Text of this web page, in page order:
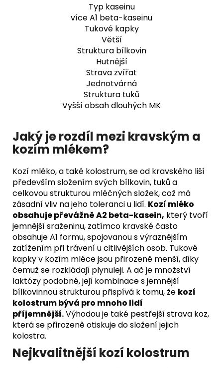
Typ kaseinu
více A1 beta-kaseinu
Tukové kapky
Větší
Struktura bílkovin
Hutnější
Strava zvířat
Jednotvárná
Struktura tuků
Vyšší obsah dlouhých MK
Jaký je rozdíl mezi kravským a
kozím mlékem?
Kozí mléko, a také kolostrum, se od kravského liší
především složením svých bílkovin, tuků a
celkovou strukturou mléčných složek, což má
zásadní vliv na jeho toleranci u lidí. Kozí mléko
obsahuje převážně A2 beta-kasein, který tvoří
jemnější sraženinu, zatímco kravské často
obsahuje A1 formu, spojovanou s výraznějším
zatížením při trávení u citlivějších osob. Tukové
kapky v kozím mléce jsou přirozeně menší, díky
čemuž se rozkládají plynuleji. A ač je množství
laktózy podobné, její kombinace s jemnější
bílkovinnou strukturou přispívá k tomu, že kozí
kolostrum bývá pro mnoho lidí
příjemnější.Výhodou je také pestřejší strava koz,
která se přirozeně otiskuje do složení jejich
kolostra.
Nejkvalitnější kozí kolostrum